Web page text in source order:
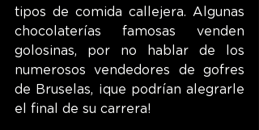
tipos de comida callejera. Algunas
chocolaterías famosas venden
golosinas, por no hablar de los
numerosos vendedores de gofres
de Bruselas, ¡que podrían alegrarle
el final de su carrera!